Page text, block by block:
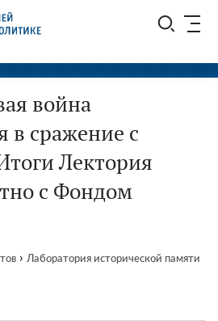
война
в сражение с
Лектория
с Фондом
› Лаборатория исторической памяти